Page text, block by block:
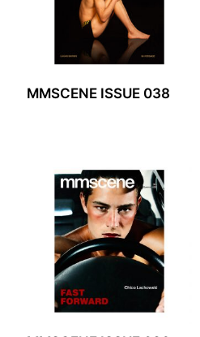
MMSCENE ISSUE 038